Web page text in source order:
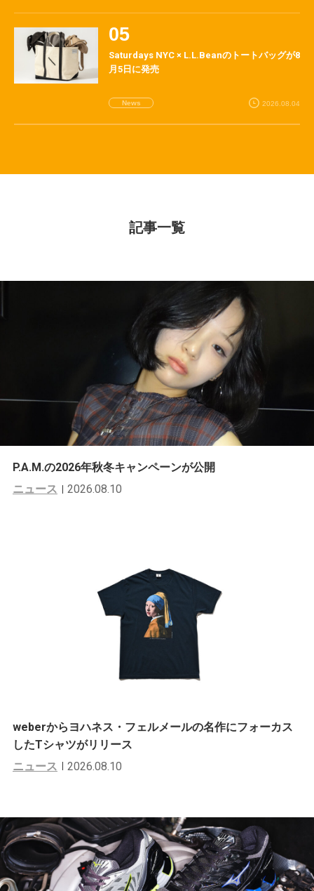
Saturdays NYC × L.L.Beanのトートバッグが8
月5日に発売
News 2026.08.04
記事一覧
P.A.M.の2026年秋冬キャンペーンが公開
ニュース
2026.08.10
weberからヨハネス・フェルメールの名作にフォーカス
したTシャツがリリース
ニュース
2026.08.10